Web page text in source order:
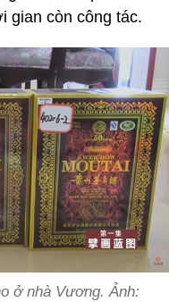
gian còn công tác.
ở nhà Vương. Ảnh: